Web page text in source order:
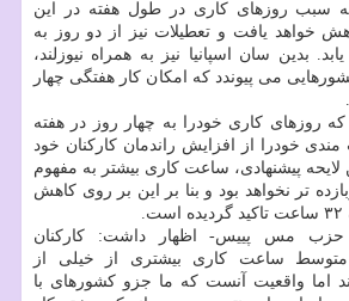
سبب روزهای کاری در طول هفته در این
خواهد یافت و تعطیلات نیز از دو روز به
بدین سان اسپانیا نیز به همراه نیوزلند،
می پیوندد که امکان کار هفتگی چهار
روزهای کاری خودرا به چهار روز در هفته
خودرا از افزایش راندمان کارکنان خود
لایحه پیشنهادی، ساعت کاری بیشتر به مفهوم
تر نخواهد بود و بنا بر این بر روی کاهش
حزب مس پییس- اظهار داشت: کارکنان
متوسط ساعت کاری بیشتری از خیلی از
اما واقعیت آنست که ما جزو کشورهای با